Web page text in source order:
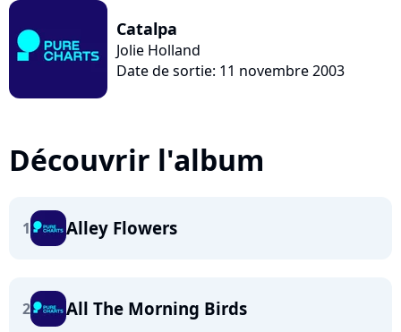
Catalpa
Jolie Holland
Date de sortie: 11 novembre 2003
Découvrir l'album
1 Alley Flowers
2 All The Morning Birds